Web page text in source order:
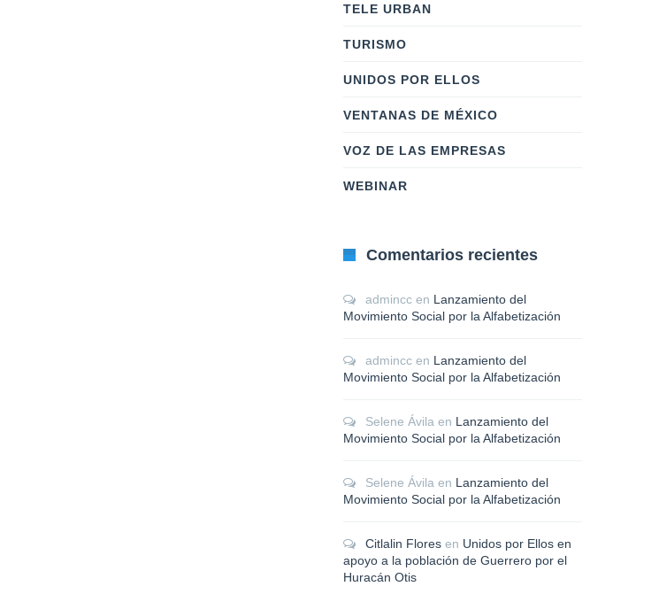
TELE URBAN
TURISMO
UNIDOS POR ELLOS
VENTANAS DE MÉXICO
VOZ DE LAS EMPRESAS
WEBINAR
Comentarios recientes
admincc en Lanzamiento del
Movimiento Social por la Alfabetización
admincc en Lanzamiento del
Movimiento Social por la Alfabetización
Selene Ávila en Lanzamiento del
Movimiento Social por la Alfabetización
Selene Ávila en Lanzamiento del
Movimiento Social por la Alfabetización
Citlalin Flores en Unidos por Ellos en
apoyo a la población de Guerrero por el
Huracán Otis